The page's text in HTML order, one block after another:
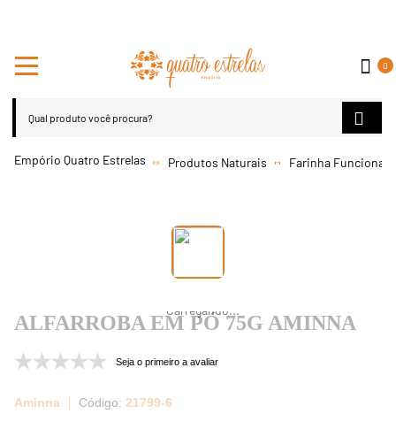
0
Produtos Naturais Farinha Funcional
ALFARROBA EM PÓ 75G AMINNA
Seja o primeiro a avaliar
Aminna 21799-6